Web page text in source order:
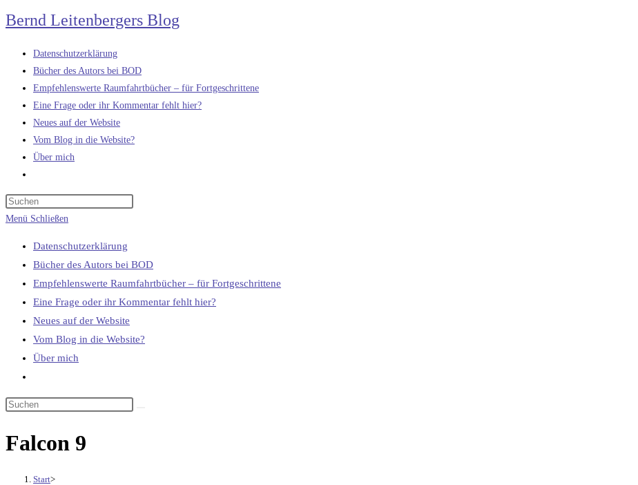
Zum
Inhalt
springen
Bernd Leitenbergers Blog
Datenschutzerklärung
Bücher des Autors bei BOD
Empfehlenswerte Raumfahrtbücher – für Fortgeschrittene
Eine Frage oder ihr Kommentar fehlt hier?
Neues auf der Website
Vom Blog in die Website?
Über mich
umschalten
Menü Schließen
Datenschutzerklärung
Bücher des Autors bei BOD
Empfehlenswerte Raumfahrtbücher – für Fortgeschrittene
Eine Frage oder ihr Kommentar fehlt hier?
Neues auf der Website
Vom Blog in die Website?
Über mich
umschalten
Falcon 9
Start>